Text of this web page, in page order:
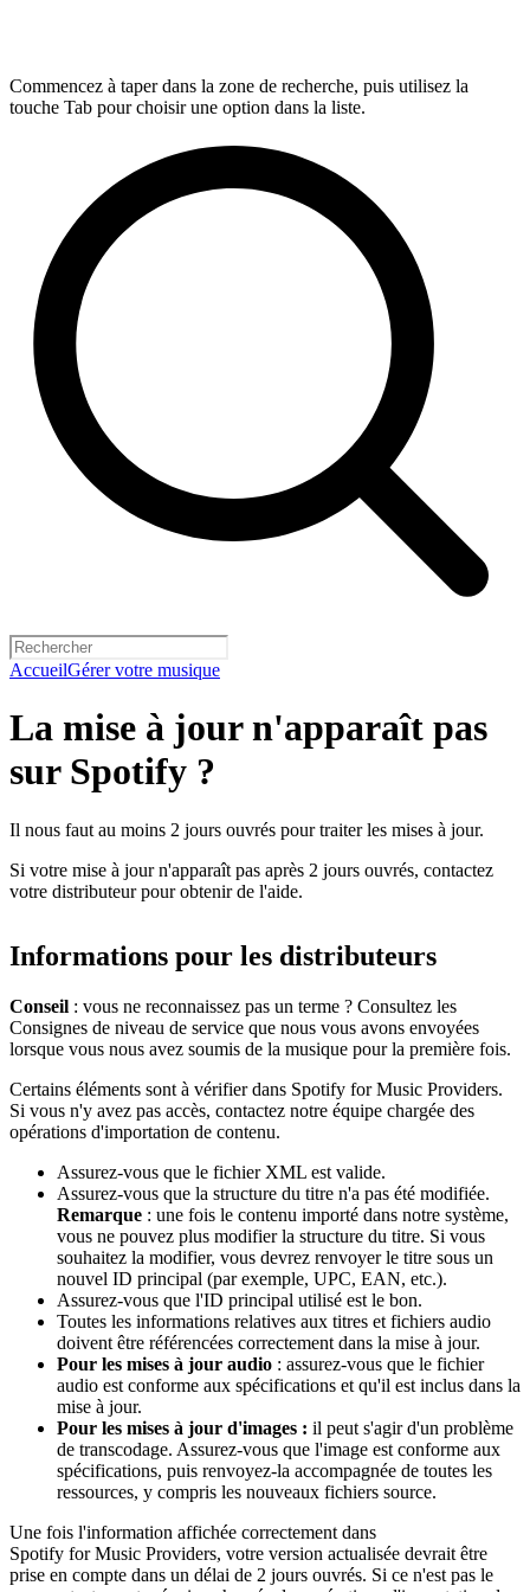
Commencez à taper dans la zone de recherche, puis utilisez la
touche Tab pour choisir une option dans la liste.
AccueilGérer votre musique
La mise à jour n'apparaît pas
sur Spotify ?
Il nous faut au moins 2 jours ouvrés pour traiter les mises à jour.
Si votre mise à jour n'apparaît pas après 2 jours ouvrés, contactez
votre distributeur pour obtenir de l'aide.
Informations pour les distributeurs
Conseil : vous ne reconnaissez pas un terme ? Consultez les
Consignes de niveau de service que nous vous avons envoyées
lorsque vous nous avez soumis de la musique pour la première fois.
Certains éléments sont à vérifier dans Spotify for Music Providers.
Si vous n'y avez pas accès, contactez notre équipe chargée des
opérations d'importation de contenu.
Assurez-vous que le fichier XML est valide.
Assurez-vous que la structure du titre n'a pas été modifiée.
Remarque : une fois le contenu importé dans notre système,
vous ne pouvez plus modifier la structure du titre. Si vous
souhaitez la modifier, vous devrez renvoyer le titre sous un
nouvel ID principal (par exemple, UPC, EAN, etc.).
Assurez-vous que l'ID principal utilisé est le bon.
Toutes les informations relatives aux titres et fichiers audio
doivent être référencées correctement dans la mise à jour.
Pour les mises à jour audio : assurez-vous que le fichier
audio est conforme aux spécifications et qu'il est inclus dans la
mise à jour.
Pour les mises à jour d'images : il peut s'agir d'un problème
de transcodage. Assurez-vous que l'image est conforme aux
spécifications, puis renvoyez-la accompagnée de toutes les
ressources, y compris les nouveaux fichiers source.
Une fois l'information affichée correctement dans
Spotify for Music Providers, votre version actualisée devrait être
prise en compte dans un délai de 2 jours ouvrés. Si ce n'est pas le